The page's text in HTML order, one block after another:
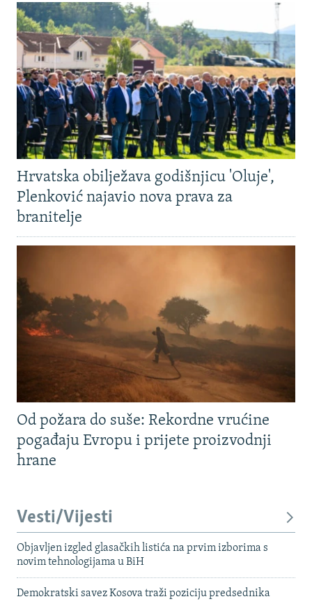
Hrvatska obilježava godišnjicu 'Oluje',
Plenković najavio nova prava za
branitelje
Od požara do suše: Rekordne vrućine
pogađaju Evropu i prijete proizvodnji
hrane
Vesti/Vijesti
Objavljen izgled glasačkih listića na prvim izborima s
novim tehnologijama u BiH
Demokratski savez Kosova traži poziciju predsednika